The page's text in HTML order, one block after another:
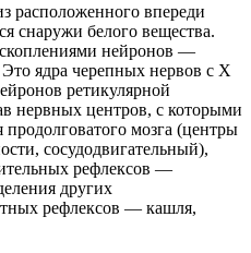
расположенного впереди
снаружи белого вещества.
скоплениями нейронов —
ядра черепных нервов с Х
ретикулярной
нервных центров, с которыми
мозга (центры
сосудодвигательный),
рефлексов —
других
рефлексов — кашля,